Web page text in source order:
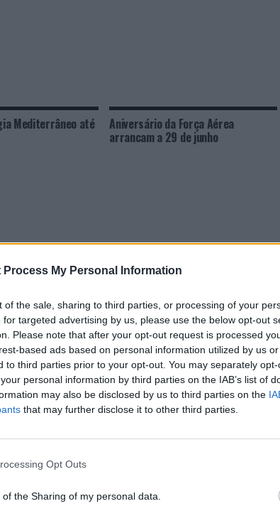
Process My Personal Information
of the sale, sharing to third parties, or processing of your
targeted advertising by us, please use the below opt-out
Please note that after your opt-out request is processed
based ads based on personal information utilized by us
to third parties prior to your opt-out. You may separately
personal information by third parties on the IAB’s list of
may also be disclosed by us to third parties on the
that may further disclose it to other third parties.
Opt Outs
the Sharing of my personal data.
Mediterrâneo até Aniversário da Força Aérea
arrancam a 29 de junho
COMENTAR
a
mudanças